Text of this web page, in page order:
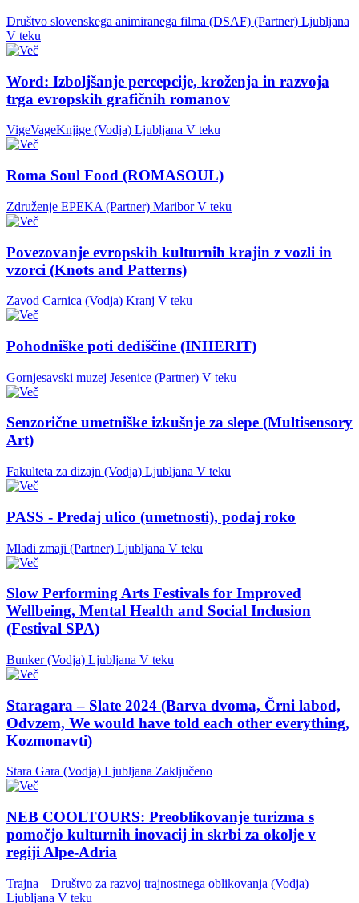
Društvo slovenskega animiranega filma (DSAF) (Partner) Ljubljana
V teku
Word: Izboljšanje percepcije, kroženja in razvoja
trga evropskih grafičnih romanov
VigeVageKnjige (Vodja) Ljubljana V teku
Roma Soul Food (ROMASOUL)
Združenje EPEKA (Partner) Maribor V teku
Povezovanje evropskih kulturnih krajin z vozli in
vzorci (Knots and Patterns)
Zavod Carnica (Vodja) Kranj V teku
Pohodniške poti dediščine (INHERIT)
Gornjesavski muzej Jesenice (Partner) V teku
Senzorične umetniške izkušnje za slepe (Multisensory
Art)
Fakulteta za dizajn (Vodja) Ljubljana V teku
PASS - Predaj ulico (umetnosti), podaj roko
Mladi zmaji (Partner) Ljubljana V teku
Slow Performing Arts Festivals for Improved
Wellbeing, Mental Health and Social Inclusion
(Festival SPA)
Bunker (Vodja) Ljubljana V teku
Staragara – Slate 2024 (Barva dvoma, Črni labod,
Odvzem, We would have told each other everything,
Kozmonavti)
Stara Gara (Vodja) Ljubljana Zaključeno
NEB COOLTOURS: Preoblikovanje turizma s
pomočjo kulturnih inovacij in skrbi za okolje v
regiji Alpe-Adria
Trajna – Društvo za razvoj trajnostnega oblikovanja (Vodja)
Ljubljana V teku